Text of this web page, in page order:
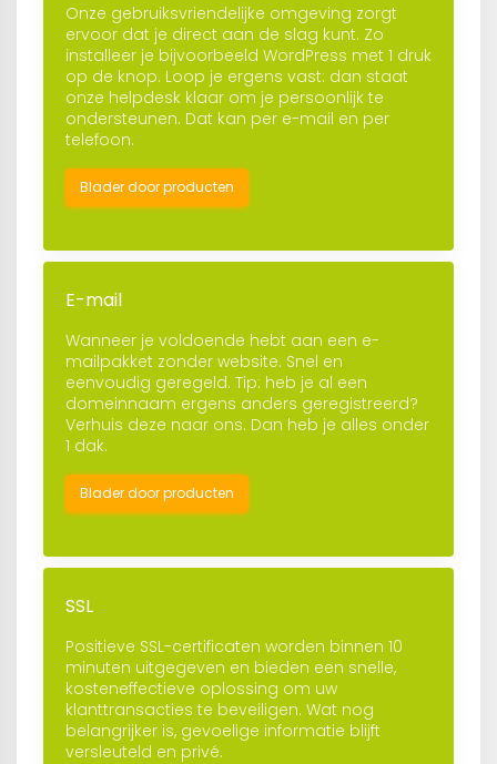
Onze gebruiksvriendelijke omgeving zorgt
ervoor dat je direct aan de slag kunt. Zo
installeer je bijvoorbeeld WordPress met 1 druk
op de knop. Loop je ergens vast: dan staat
onze helpdesk klaar om je persoonlijk te
ondersteunen. Dat kan per e-mail en per
telefoon.
Blader door producten
E-mail
Wanneer je voldoende hebt aan een e-
mailpakket zonder website. Snel en
eenvoudig geregeld. Tip: heb je al een
domeinnaam ergens anders geregistreerd?
Verhuis deze naar ons. Dan heb je alles onder
1 dak.
Blader door producten
SSL
Positieve SSL-certificaten worden binnen 10
minuten uitgegeven en bieden een snelle,
kosteneffectieve oplossing om uw
klanttransacties te beveiligen. Wat nog
belangrijker is, gevoelige informatie blijft
versleuteld en privé.